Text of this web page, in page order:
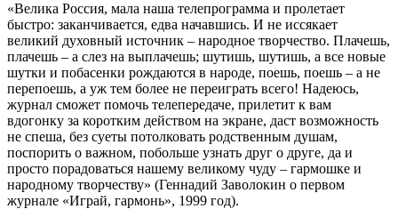
«Велика Россия, мала наша телепрограмма и пролетает
быстро: заканчивается, едва начавшись. И не иссякает
великий духовный источник – народное творчество. Плачешь,
плачешь – а слез на выплачешь; шутишь, шутишь, а все новые
шутки и побасенки рождаются в народе, поешь, поешь – а не
перепоешь, а уж тем более не переиграть всего! Надеюсь,
журнал сможет помочь телепередаче, прилетит к вам
вдогонку за коротким действом на экране, даст возможность
не спеша, без суеты потолковать родственным душам,
поспорить о важном, побольше узнать друг о друге, да и
просто порадоваться нашему великому чуду – гармошке и
народному творчеству» (Геннадий Заволокин о первом
журнале «Играй, гармонь», 1999 год).